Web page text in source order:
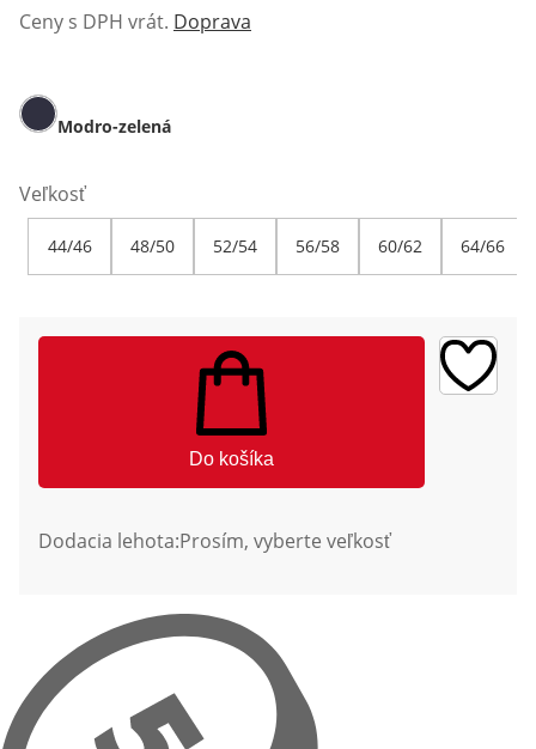
Ceny s DPH vrát. Doprava
Modro-zelená
Veľkosť
44/46 48/50 52/54 56/58 60/62 64/66
Do košíka
Dodacia lehota:Prosím, vyberte veľkosť